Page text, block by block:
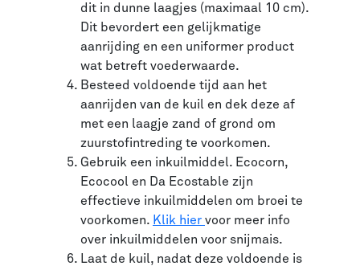
dit in dunne laagjes (maximaal 10 cm).
Dit bevordert een gelijkmatige
aanrijding en een uniformer product
wat betreft voederwaarde.
Besteed voldoende tijd aan het
aanrijden van de kuil en dek deze af
met een laagje zand of grond om
zuurstofintreding te voorkomen.
Gebruik een inkuilmiddel. Ecocorn,
Ecocool en Da Ecostable zijn
effectieve inkuilmiddelen om broei te
voorkomen. Klik hier voor meer info
over inkuilmiddelen voor snijmais.
Laat de kuil, nadat deze voldoende is